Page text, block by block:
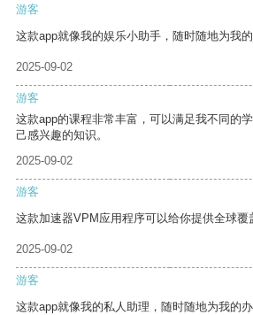
游客
这款app就像我的娱乐小助手，随时随地为我的
2025-09-02
游客
这款app的课程非常丰富，可以满足我不同的
己感兴趣的知识。
2025-09-02
游客
这款加速器VPM应用程序可以给你提供全球覆
2025-09-02
游客
这款app就像我的私人助理，随时随地为我的办